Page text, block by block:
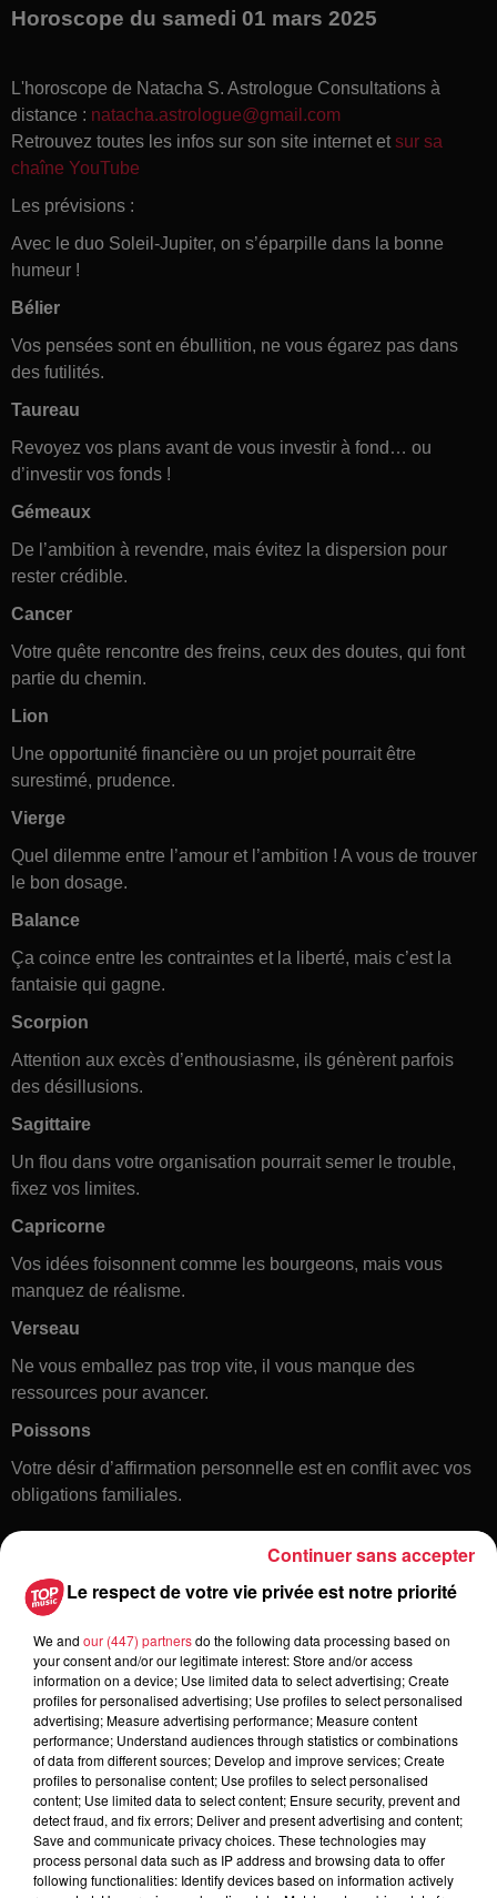
Horoscope du samedi 01 mars 2025
L'horoscope de Natacha S. Astrologue Consultations à
distance : natacha.astrologue@gmail.com
Retrouvez toutes les infos sur son site internet et sur sa
chaîne YouTube
Les prévisions :
Avec le duo Soleil-Jupiter, on s’éparpille dans la bonne
humeur !
Bélier
Vos pensées sont en ébullition, ne vous égarez pas dans
des futilités.
Taureau
Revoyez vos plans avant de vous investir à fond… ou
d’investir vos fonds !
Gémeaux
De l’ambition à revendre, mais évitez la dispersion pour
rester crédible.
Cancer
Votre quête rencontre des freins, ceux des doutes, qui font
partie du chemin.
Lion
Une opportunité financière ou un projet pourrait être
surestimé, prudence.
Vierge
Quel dilemme entre l’amour et l’ambition ! A vous de trouver
le bon dosage.
Balance
Ça coince entre les contraintes et la liberté, mais c’est la
fantaisie qui gagne.
Scorpion
Attention aux excès d’enthousiasme, ils génèrent parfois
des désillusions.
Sagittaire
Un flou dans votre organisation pourrait semer le trouble,
fixez vos limites.
Capricorne
Vos idées foisonnent comme les bourgeons, mais vous
manquez de réalisme.
Verseau
Ne vous emballez pas trop vite, il vous manque des
ressources pour avancer.
Poissons
Votre désir d’affirmation personnelle est en conflit avec vos
obligations familiales.
Toute l'actu
6 août 2026
À Hoerdt, de l’eau brune sort des
robinets
Le respect de votre vie privée est notre priorité
We and our (447) partnersdo the following data processing based on
your consent and/or our legitimate interest: Store and/or access
information on a device; Use limited data to select advertising; Create
profiles for personalised advertising; Use profiles to select personalised
advertising; Measure advertising performance; Measure content
performance; Understand audiences through statistics or combinations
of data from different sources; Develop and improve services; Create
profiles to personalise content; Use profiles to select personalised
content; Use limited data to select content; Ensure security, prevent and
detect fraud, and fix errors; Deliver and present advertising and content;
Save and communicate privacy choices. These technologies may
process personal data such as IP address and browsing data to offer
following functionalities: Identify devices based on information actively
Continuer sans accepter